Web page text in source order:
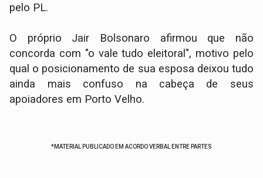
pelo PL.
O próprio Jair Bolsonaro afirmou que não
concorda com "o vale tudo eleitoral", motivo pelo
qual o posicionamento de sua esposa deixou tudo
ainda mais confuso na cabeça de seus
apoiadores em Porto Velho.
*MATERIAL PUBLICADO EM ACORDO VERBAL ENTRE PARTES